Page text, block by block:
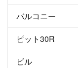
バルコニー
ピット30R
ビル